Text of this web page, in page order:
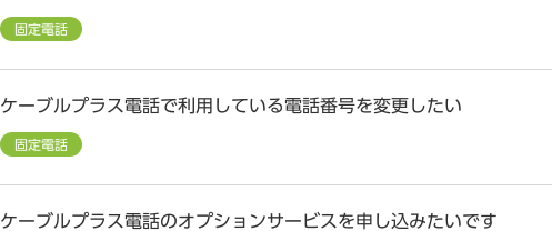
固定電話
ケーブルプラス電話で利用している電話番号を変更したい
固定電話
ケーブルプラス電話のオプションサービスを申し込みたいです